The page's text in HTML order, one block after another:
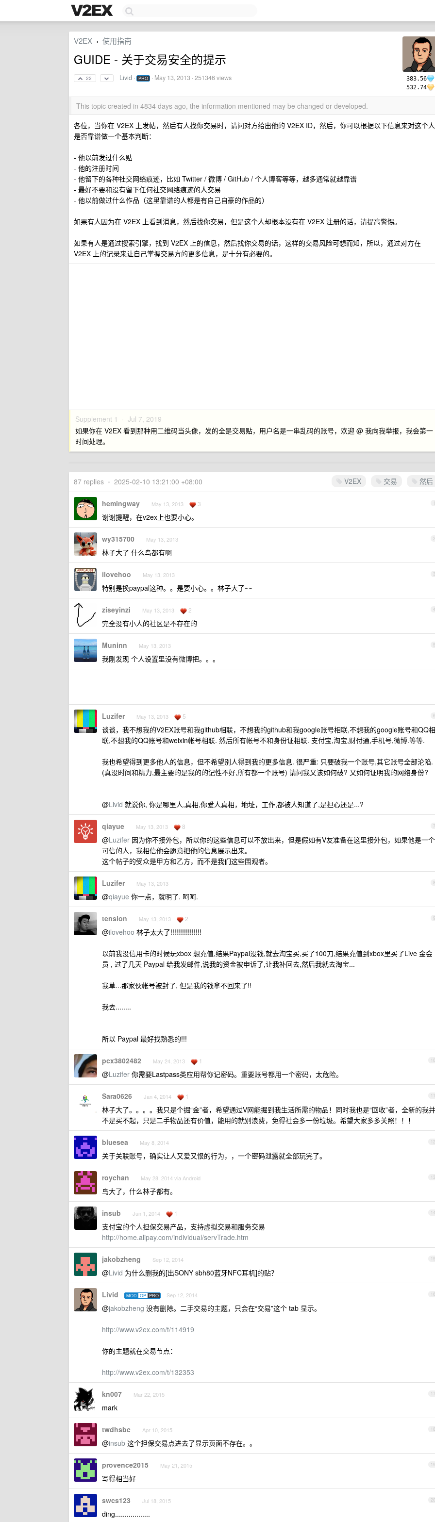
383.56
532.74
V2EX › 使用指南
GUIDE - 关于交易安全的提示
22 Livid · PRO · May 13, 2013 · 251346 views
This topic created in 4834 days ago, the information mentioned may be changed or developed.
各位，当你在 V2EX 上发帖，然后有人找你交易时，请问对方给出他的 V2EX ID，然后，你可以根据以下信息来对这个人
是否靠谱做一个基本判断：
- 他以前发过什么贴
- 他的注册时间
- 他留下的各种社交网络痕迹，比如 Twitter / 微博 / GitHub / 个人博客等等，越多通常就越靠谱
- 最好不要和没有留下任何社交网络痕迹的人交易
- 他以前做过什么作品（这里靠谱的人都是有自己自豪的作品的）
如果有人因为在 V2EX 上看到消息，然后找你交易，但是这个人却根本没有在 V2EX 注册的话，请提高警惕。
如果有人是通过搜索引擎，找到 V2EX 上的信息，然后找你交易的话，这样的交易风险可想而知，所以，通过对方在
V2EX 上的记录来让自己掌握交易方的更多信息，是十分有必要的。
Supplement 1 · Jul 7, 2019
如果你在 V2EX 看到那种用二维码当头像，发的全是交易贴，用户名是一串乱码的账号，欢迎 @ 我向我举报，我会第一
时间处理。
V2EX 交易 然后
87 replies • 2025-02-10 13:21:00 +08:00
1
hemingway May 13, 2013 3
谢谢提醒，在v2ex上也要小心。
2
wy315700 May 13, 2013
林子大了 什么鸟都有啊
3
ilovehoo May 13, 2013
特别是换paypal这种。。是要小心。。林子大了~~
4
ziseyinzi May 13, 2013 2
完全没有小人的社区是不存在的
5
Muninn May 13, 2013
我刚发现 个人设置里没有微博把。。。
6
Luzifer May 13, 2013 5
谈谈，我不想我的V2EX账号和我github相联，不想我的github和我google账号相联,不想我的google账号和QQ相
联,不想我的QQ账号和weixin帐号相联. 然后所有帐号不和身份证相联. 支付宝,淘宝,财付通,手机号,微博.等等.
我也希望得到更多他人的信息，但不希望别人得到我的更多信息. 很严重: 只要破我一个账号,其它账号全部沦陷.
(真没时间和精力,最主要的是我的的记性不好,所有都一个账号) 请问我又该如何破? 又如何证明我的网络身份?
@Livid 就说你, 你是哪里人,真相,你爱人真相，地址，工作,都被人知道了,是担心还是...?
7
qiayue May 13, 2013 8
@Luzifer 因为你不接外包，所以你的这些信息可以不放出来，但是假如有V友准备在这里接外包，如果他是一个
可信的人，我相信他会愿意把他的信息展示出来。
这个帖子的受众是甲方和乙方，而不是我们这些围观者。
8
Luzifer May 13, 2013
@qiayue 你一点，就明了. 呵呵.
9
tension May 13, 2013 2
@ilovehoo 林子太大了!!!!!!!!!!!!!!!!
以前我没信用卡的时候玩xbox 想充值,结果Paypal没钱,就去淘宝买,买了100刀,结果充值到xbox里买了Live 金会
员 , 过了几天 Paypal 给我发邮件,说我的资金被申诉了,让我补回去,然后我就去淘宝...
我草...那家伙帐号被封了, 但是我的钱拿不回来了!!
我去........
所以 Paypal 最好找熟悉的!!!
10
pcx3802482 May 24, 2013 1
@Luzifer 你需要Lastpass类应用帮你记密码。重要账号都用一个密码，太危险。
11
Sara0626 Jan 4, 2014 1
林子大了。。。。我只是个掘“金”者，希望通过V网能掘到我生活所需的物品！同时我也是“回收”者，全新的我并
不是买不起，只是二手物品还有价值，能用的就别浪费，免得社会多一份垃圾。希望大家多多关照！！！
12
bluesea May 8, 2014
关于关联账号，确实让人又爱又恨的行为，，一个密码泄露就全部玩完了。
13
roychan May 28, 2014 via Android
鸟大了，什么林子都有。
14
insub Jun 1, 2014 1
支付宝的个人担保交易产品，支持虚拟交易和服务交易
http://home.alipay.com/individual/servTrade.htm
15
jakobzheng Sep 12, 2014
@Livid 为什么删我的[出SONY sbh80蓝牙NFC耳机]的贴？
16
Livid MOD OP PRO Sep 12, 2014
@jakobzheng 没有删除。二手交易的主题，只会在“交易”这个 tab 显示。
http://www.v2ex.com/t/114919
你的主题就在交易节点：
http://www.v2ex.com/t/132353
17
kn007 Mar 22, 2015
mark
18
twdhsbc Apr 10, 2015
@insub 这个担保交易点进去了显示页面不存在。。
19
provence2015 May 21, 2015
写得相当好
20
swcs123 Jul 18, 2015
ding..................